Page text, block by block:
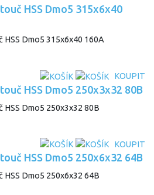
HSS Dmo5 315x6x40
KOUPIT
HSS Dmo5 250x3x32 80B
KOUPIT
HSS Dmo5 250x6x32 64B